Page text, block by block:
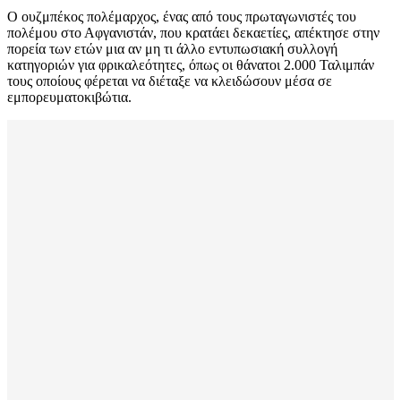
Ο ουζμπέκος πολέμαρχος, ένας από τους πρωταγωνιστές του
πολέμου στο Αφγανιστάν, που κρατάει δεκαετίες, απέκτησε στην
πορεία των ετών μια αν μη τι άλλο εντυπωσιακή συλλογή
κατηγοριών για φρικαλεότητες, όπως οι θάνατοι 2.000 Ταλιμπάν
τους οποίους φέρεται να διέταξε να κλειδώσουν μέσα σε
εμπορευματοκιβώτια.